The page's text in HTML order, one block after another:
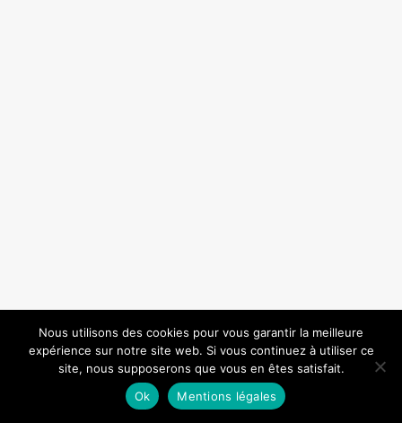
Nous utilisons des cookies pour vous garantir la meilleure
expérience sur notre site web. Si vous continuez à utiliser ce
site, nous supposerons que vous en êtes satisfait.
Ok
Mentions légales